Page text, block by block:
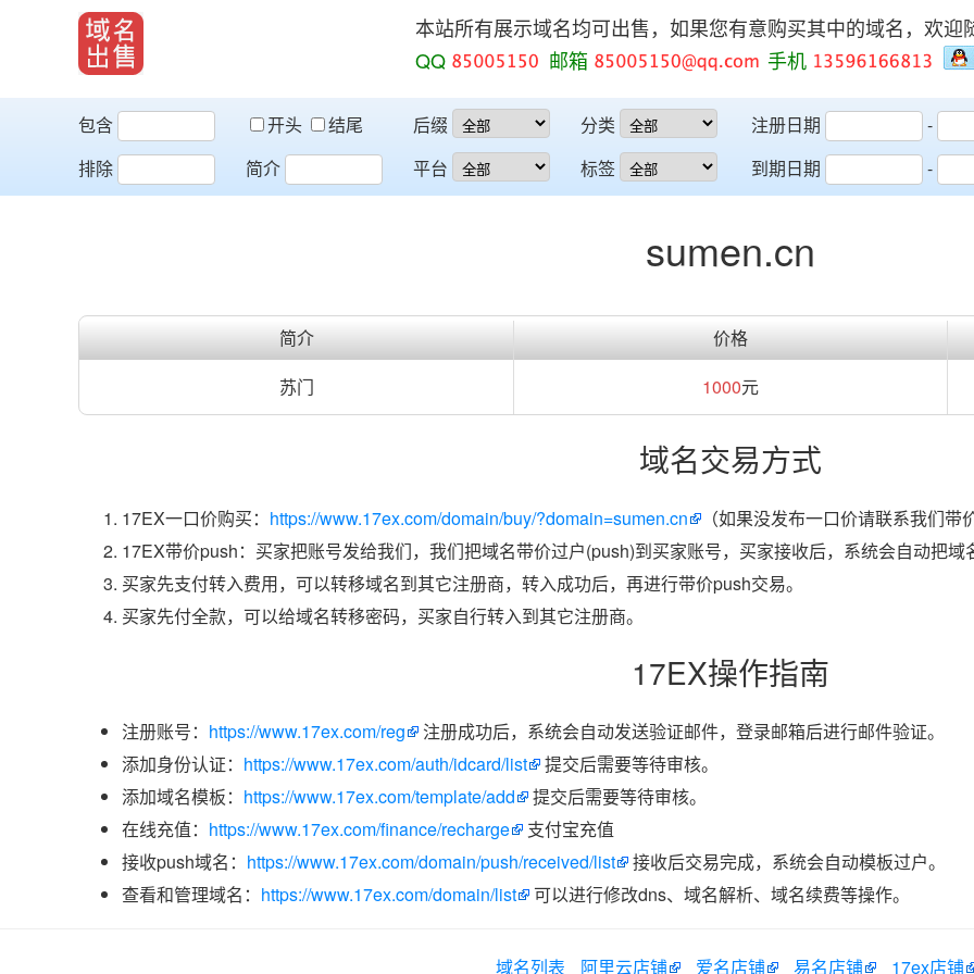
本站所有展示域名均可出售，如果您有意购买其中的域名，欢迎
QQ
邮箱 手机
包含 开头
结尾
排除
简介
后缀
平台
分类
标签
注册日期
-
到期日期
-
sumen.cn
简介 价格
苏门
1000元
域名交易方式
17EX一口价购买： https://www.17ex.com/domain/buy/?domain=sumen.cn
（如果没发布一口价请联系我们带
17EX带价push：买家把账号发给我们，我们把域名带价过户(push)到买家账号，买家接收后，系统会自动把域
买家先支付转入费用，可以转移域名到其它注册商，转入成功后，再进行带价push交易。
买家先付全款，可以给域名转移密码，买家自行转入到其它注册商。
17EX操作指南
注册账号： https://www.17ex.com/reg
注册成功后，系统会自动发送验证邮件，登录邮箱后进行邮件验证。
添加身份认证： https://www.17ex.com/auth/idcard/list
提交后需要等待审核。
添加域名模板： https://www.17ex.com/template/add
提交后需要等待审核。
在线充值： https://www.17ex.com/finance/recharge
支付宝充值
接收push域名： https://www.17ex.com/domain/push/received/list
接收后交易完成，系统会自动模板过户。
查看和管理域名： https://www.17ex.com/domain/list 可以进行修改dns、域名解析、域名续费等操作。
域名列表 阿里云店铺 爱名店铺 易名店铺 17ex店铺